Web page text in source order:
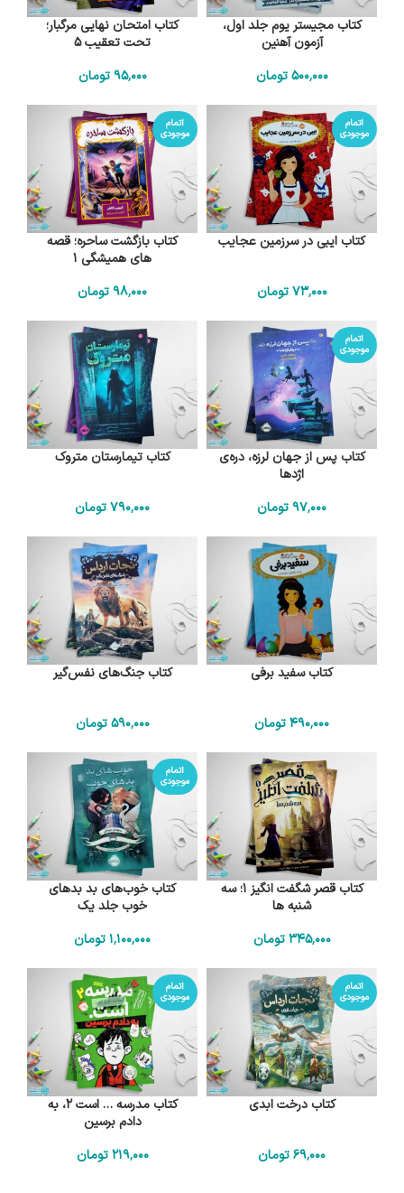
کتاب مجیستر یوم جلد اول،
آزمون آهنین
500٬000 تومان
کتاب امتحان نهایی مرگبار؛
تحت تعقیب 5
95٬000 تومان
اتمام
موجودی
کتاب ایبی در سرزمین عجایب
73٬000 تومان
اتمام
موجودی
کتاب بازگشت ساحره؛ قصه
های همیشگی 1
98٬000تومان
اتمام
موجودی
کتاب پس از جهان لرزه، دره‌ی
اژدها
97٬000تومان
کتاب تیمارستان متروک
790٬000تومان
کتاب سفید برفی
490٬000تومان
کتاب جنگ‌های نفس‌گیر
590٬000 تومان
کتاب قصر شگفت انگیز 1؛ سه
شنبه ها
345٬000 تومان
اتمام
موجودی
کتاب خوب‌های بد بدهای
خوب جلد یک
1٬100٬000تومان
اتمام
موجودی
کتاب درخت ابدی
69٬000تومان
اتمام
موجودی
کتاب مدرسه … است 2، به
دادم برسین
219٬000 تومان